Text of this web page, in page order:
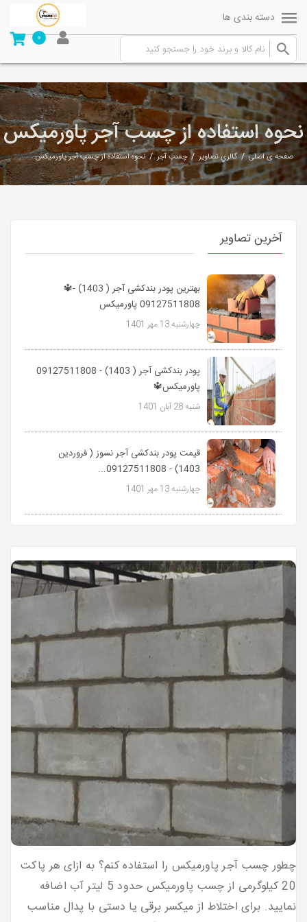
دسته بندی ها
0
نحوه استفاده از چسب آجر پاورمیکس
صفحه ی اصلی/گالري تصاوير/چسب آجر/نحوه استفاده از چسب آجر پاورمیکس
آخرین تصاویر
بهترین پودر بندکشی آجر ( 1403) -🔱
09127511808 پاورمیکس
چهارشنبه 13 مهر 1401
پودر بندکشی آجر ( 1403) - 09127511808
پاورمیکس🔱
شنبه 28 آبان 1401
قیمت پودر بندکشی آجر نسوز ( فروردین
1403) - 09127511808...
چهارشنبه 13 مهر 1401
چطور چسب آجر پاورمیکس را استفاده کنم؟ به ازای هر پاکت
20 کیلوگرمی از چسب پاورمیکس حدود 5 لیتر آب اضافه
نمایید. برای اختلاط از میکسر برقی یا دستی با پدال مناسب